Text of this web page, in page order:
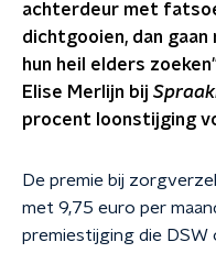
achterdeur met
dichtgooien, dan
hun heil elders
Elise Merlijn bij
procent loonstijging
De premie bij
met 9,75 euro per
premiestijging die